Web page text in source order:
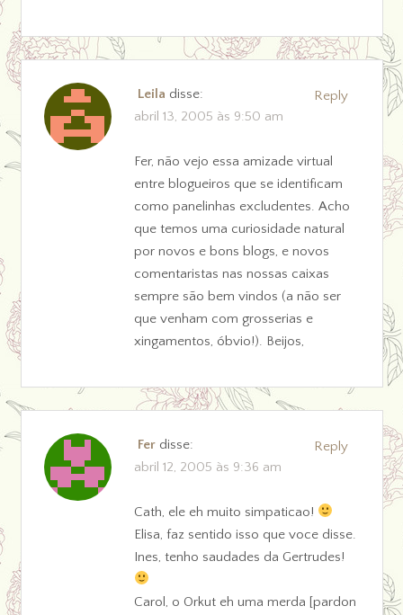
Leila disse:
abril 13, 2005 às 9:50 am
Fer, não vejo essa amizade virtual
entre blogueiros que se identificam
como panelinhas excludentes. Acho
que temos uma curiosidade natural
por novos e bons blogs, e novos
comentaristas nas nossas caixas
sempre são bem vindos (a não ser
que venham com grosserias e
xingamentos, óbvio!). Beijos,
Reply
Fer disse:
abril 12, 2005 às 9:36 am
Cath, ele eh muito simpaticao!
Elisa, faz sentido isso que voce disse.
Ines, tenho saudades da Gertrudes!
Carol, o Orkut eh uma merda [pardon
Reply